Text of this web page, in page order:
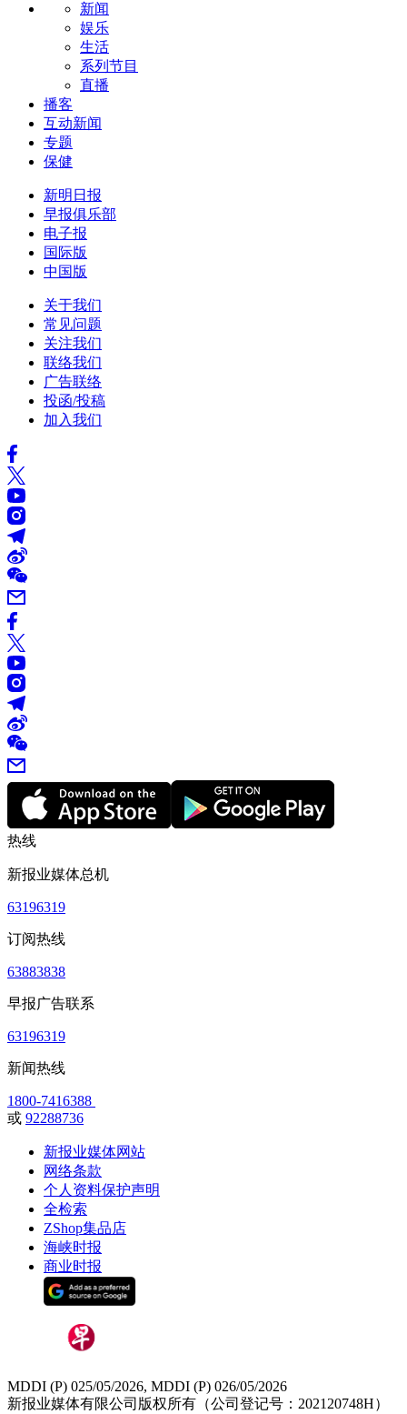
新闻
娱乐
生活
系列节目
直播
播客
互动新闻
专题
保健
新明日报
早报俱乐部
电子报
国际版
中国版
关于我们
常见问题
关注我们
联络我们
广告联络
投函/投稿
加入我们
热线
新报业媒体总机
63196319
订阅热线
63883838
早报广告联系
63196319
新闻热线
1800-7416388
或 92288736
新报业媒体网站
网络条款
个人资料保护声明
全检索
ZShop集品店
海峡时报
商业时报
MDDI (P) 025/05/2026, MDDI (P) 026/05/2026
新报业媒体有限公司版权所有（公司登记号：202120748H）